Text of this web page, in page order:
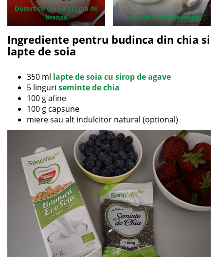
Desert cu chia si crema de
branza
Iaurt cu chia si capsune
Ingrediente pentru budinca din chia si
lapte de soia
350 ml lapte de soia cu sirop de agave
5 linguri seminte de chia
100 g afine
100 g capsune
miere sau alt indulcitor natural (optional)